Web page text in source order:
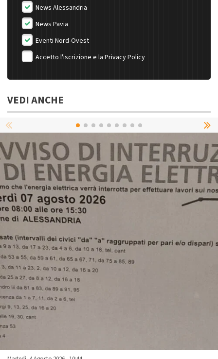
News Alessandria
News Pavia
Eventi Nord-Ovest
Accetto l'iscrizione e la Privacy Policy
VEDI ANCHE